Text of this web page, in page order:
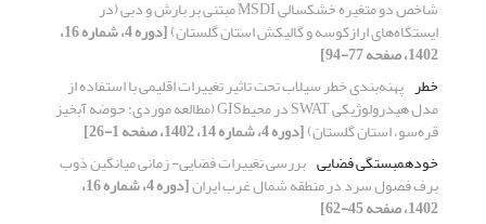
شاخص دو متغیره خشکسالی MSDI مبتنی بر بارش و دبی (در
ایستگاه‌های ارازکوسه و گالیکش استان گلستان) [دوره 4، شماره 16،
1402، صفحه 77-94]
خطر پهنه‌بندی خطر سیلاب تحت تاثیر تغییرات اقلیمی با استفاده از
مدل هیدرولوژیکی SWAT در محیطGIS (مطالعه موردی: حوضه آبخیز
قره‌سو، استان گلستان)[دوره 4، شماره 14، 1402، صفحه 1-26]
خودهمبستگی فضایی بررسی تغییرات فضایی- زمانی میانگین ذوب
برف فصول سرد در منطقه شمال غرب ایران [دوره 4، شماره 16،
1402، صفحه 45-62]